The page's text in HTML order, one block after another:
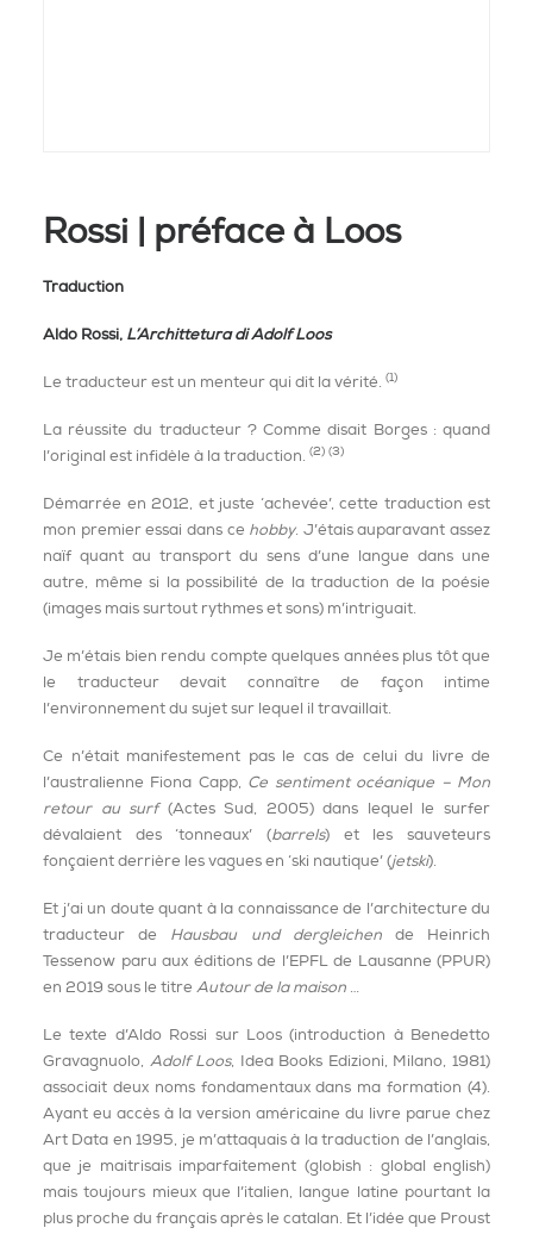
Rossi | préface à Loos
Traduction
Aldo Rossi, L’Archittetura di Adolf Loos
Le traducteur est un menteur qui dit la vérité. (1)
La réussite du traducteur ? Comme disait Borges : quand
l’original est infidèle à la traduction. (2) (3)
Démarrée en 2012, et juste ‘achevée’, cette traduction est
mon premier essai dans ce hobby. J’étais auparavant assez
naïf quant au transport du sens d’une langue dans une
autre, même si la possibilité de la traduction de la poésie
(images mais surtout rythmes et sons) m’intriguait.
Je m’étais bien rendu compte quelques années plus tôt que
le traducteur devait connaître de façon intime
l’environnement du sujet sur lequel il travaillait.
Ce n’était manifestement pas le cas de celui du livre de
l’australienne Fiona Capp, Ce sentiment océanique – Mon
retour au surf (Actes Sud, 2005) dans lequel le surfer
dévalaient des ‘tonneaux’ (barrels) et les sauveteurs
fonçaient derrière les vagues en ‘ski nautique’ (jetski).
Et j’ai un doute quant à la connaissance de l’architecture du
traducteur de Hausbau und dergleichen de Heinrich
Tessenow paru aux éditions de l’EPFL de Lausanne (PPUR)
en 2019 sous le titre Autour de la maison …
Le texte d’Aldo Rossi sur Loos (introduction à Benedetto
Gravagnuolo, Adolf Loos, Idea Books Edizioni, Milano, 1981)
associait deux noms fondamentaux dans ma formation (4).
Ayant eu accès à la version américaine du livre parue chez
Art Data en 1995, je m’attaquais à la traduction de l’anglais,
que je maitrisais imparfaitement (globish : global english)
mais toujours mieux que l’italien, langue latine pourtant la
plus proche du français après le catalan. Et l’idée que Proust